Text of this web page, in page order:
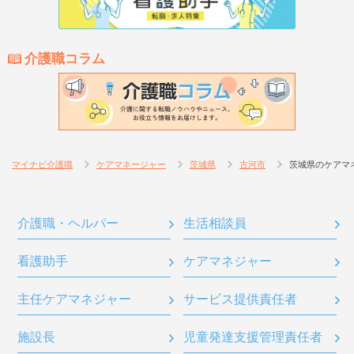
介護職コラム
マイナビ介護職 ケアマネージャー 茨城県 古河市 茨城県のケアマ
介護職・ヘルパー 生活相談員
看護助手 ケアマネジャー
主任ケアマネジャー サービス提供責任者
施設長 児童発達支援管理責任者